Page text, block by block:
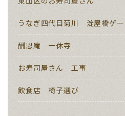
うなぎ四代目菊川 淀屋橋ゲ
酬恩庵 一休寺
お寿司屋さん 工事
飲食店 椅子選び